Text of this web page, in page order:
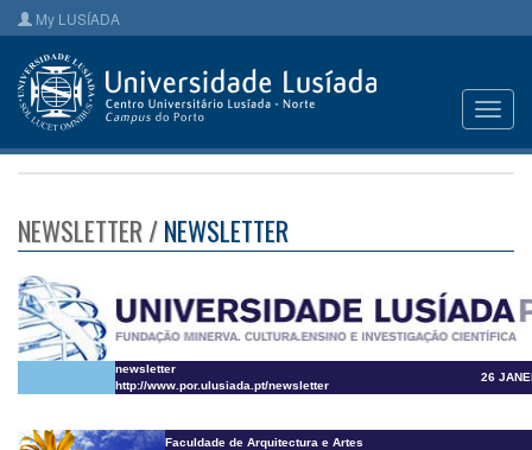
My LUSÍADA
NEWSLETTER /NEWSLETTER
newsletter
http://www.por.ulusiada.pt/newsletter
26
Faculdade de Arquitectura e Artes